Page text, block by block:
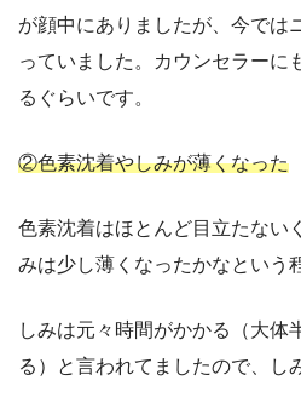
が顔中にありましたが、今では
っていました。カウンセラーに
るぐらいです。
②色素沈着やしみが薄くなった
色素沈着はほとんど目立たない
みは少し薄くなったかなという
しみは元々時間がかかる（大体
る）と言われてましたので、し